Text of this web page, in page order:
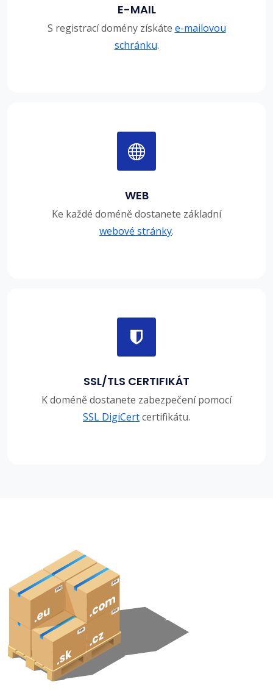
E-MAIL
S registrací domény získáte e-mailovou
schránku.
WEB
Ke každé doméně dostanete základní
webové stránky.
SSL/TLS CERTIFIKÁT
K doméně dostanete zabezpečení pomocí
SSL DigiCertcertifikátu.